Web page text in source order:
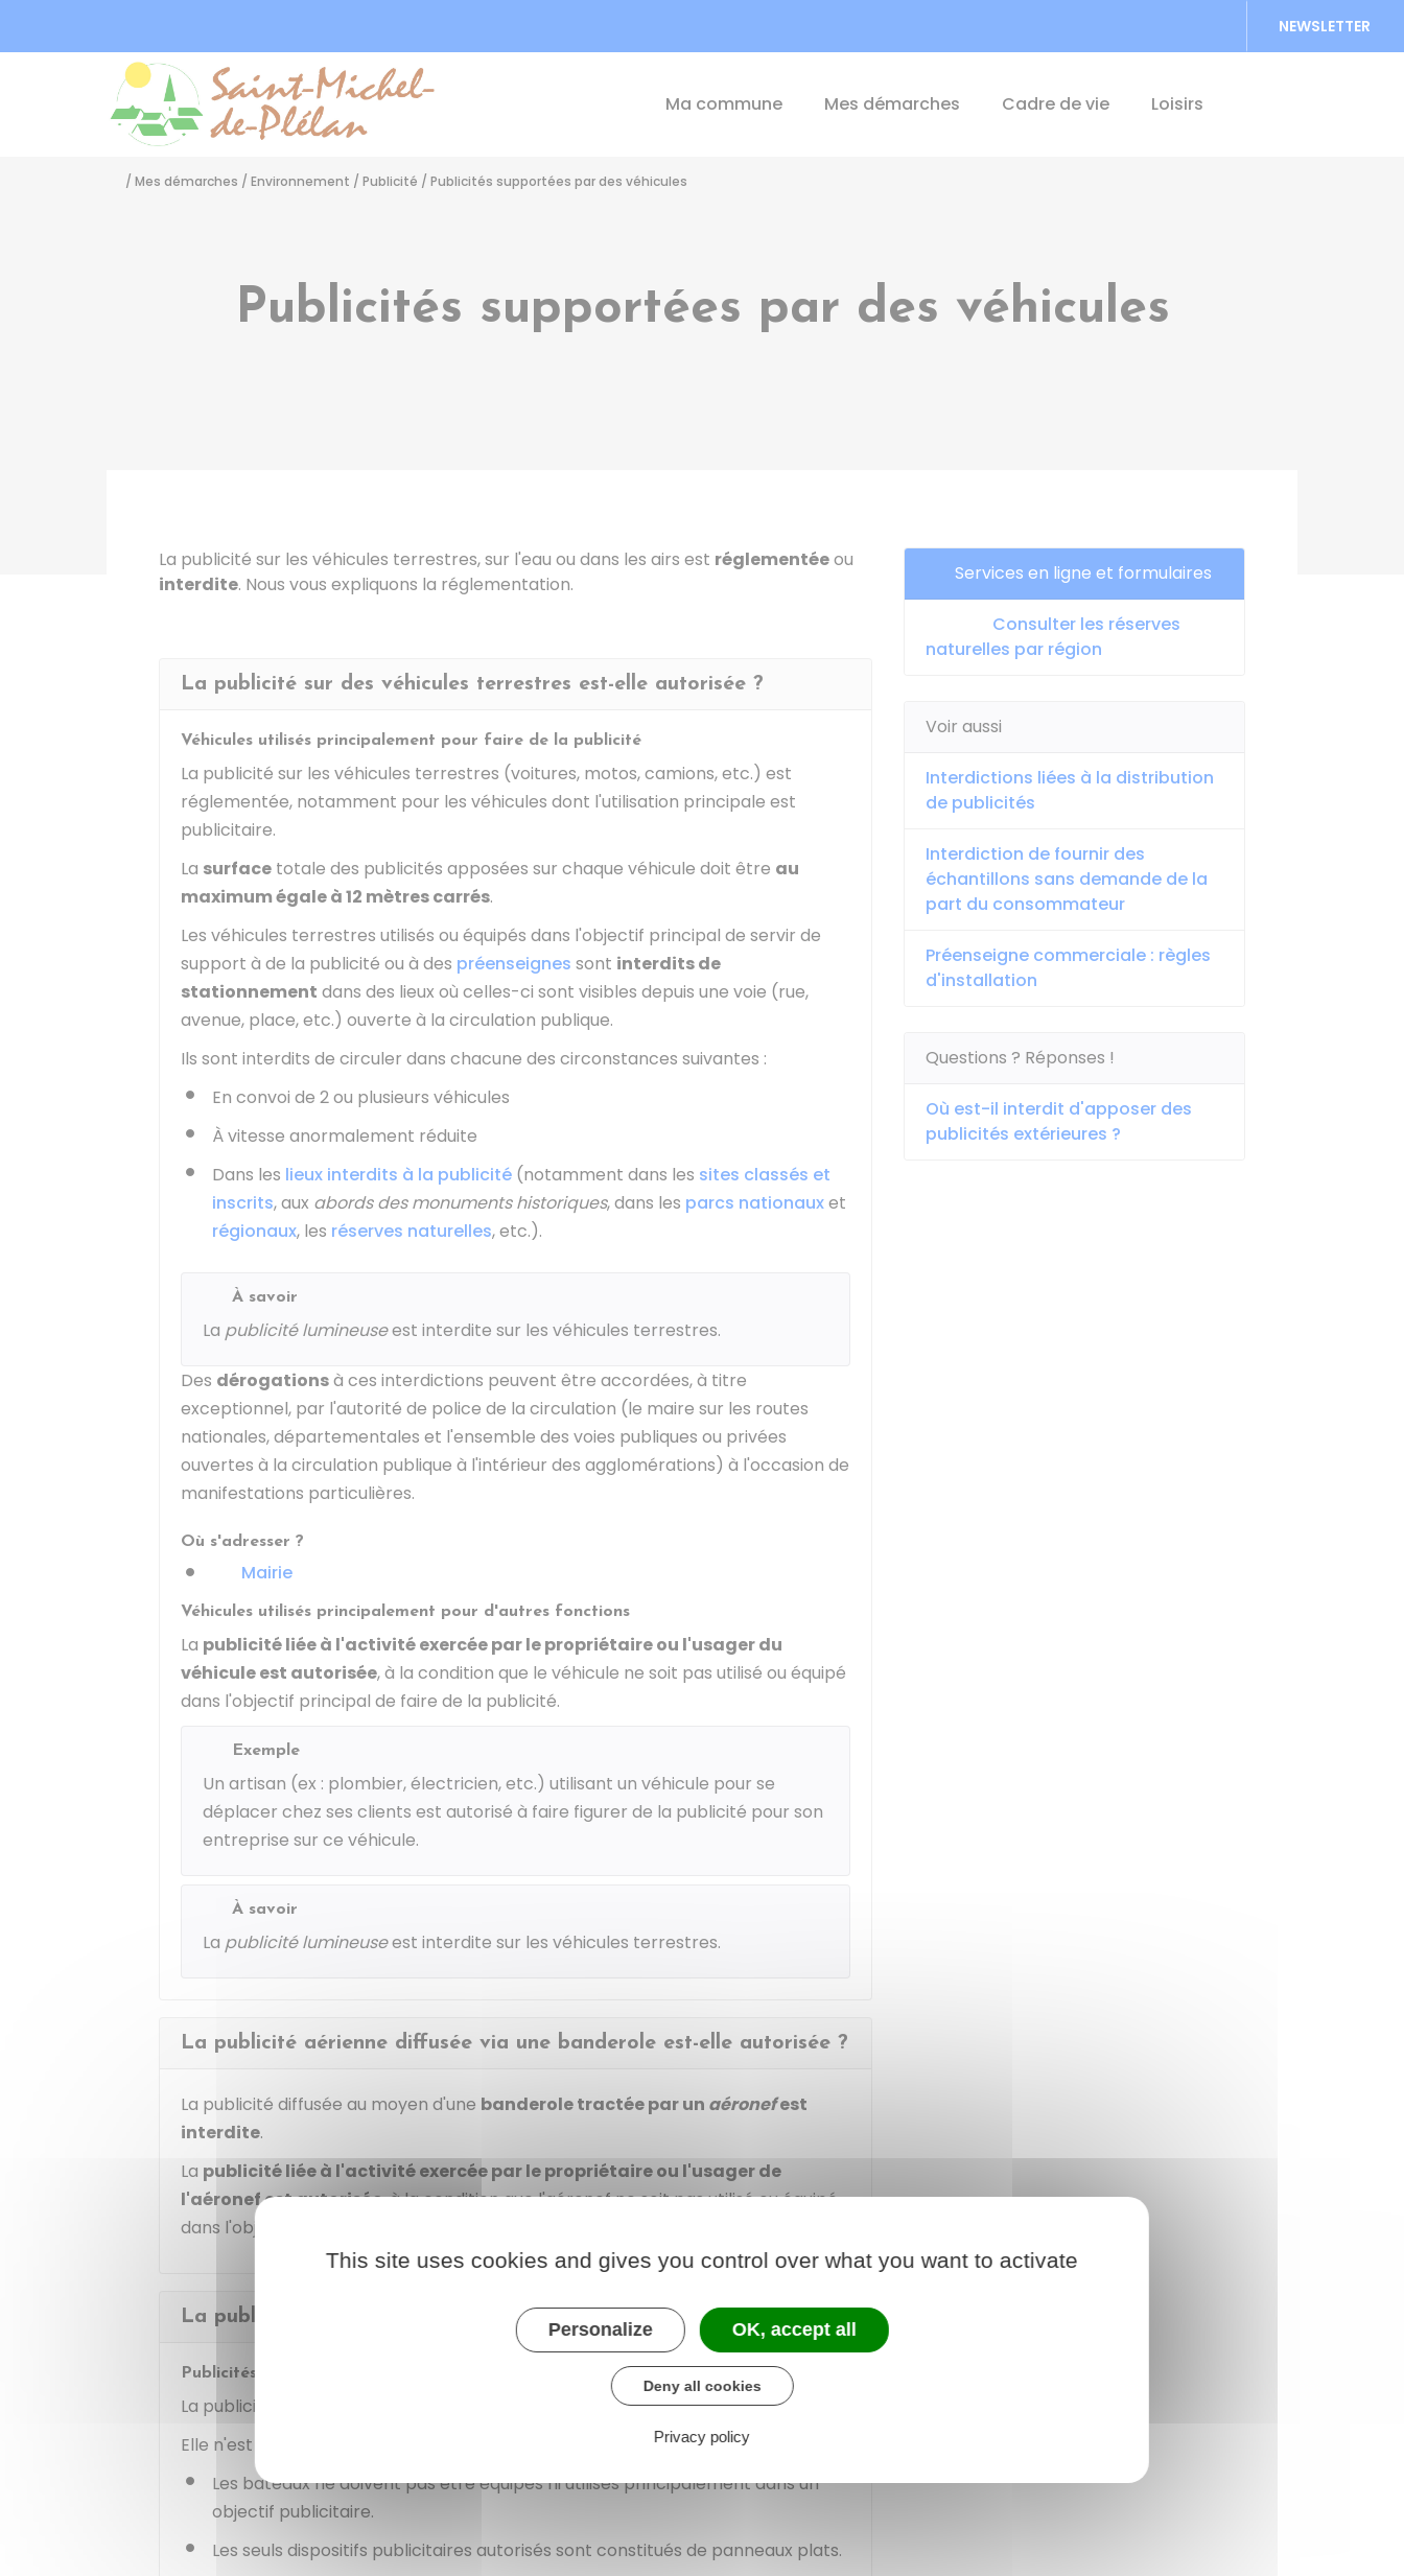
NEWSLETTER
Ma commune Mes démarches Cadre de vie Loisirs
/ Mes démarches / Environnement / Publicité / Publicités supportées par des véhicules
Publicités supportées par des véhicules
La publicité sur les véhicules terrestres, sur l'eau ou dans les airs est réglementéeou
interdite. Nous vous expliquons la réglementation.
La publicité sur des véhicules terrestres est-elle autorisée ?
Véhicules utilisés principalement pour faire de la publicité
La publicité sur les véhicules terrestres (voitures, motos, camions, etc.) est
réglementée, notamment pour les véhicules dont l'utilisation principale est
publicitaire.
La surface totale des publicités apposées sur chaque véhicule doit être au
maximum égale à 12 mètres carrés.
Les véhicules terrestres utilisés ou équipés dans l'objectif principal de servir de
support à de la publicité ou à des préenseignes sont interdits de
stationnement dans des lieux où celles-ci sont visibles depuis une voie (rue,
avenue, place, etc.) ouverte à la circulation publique.
Ils sont interdits de circuler dans chacune des circonstances suivantes :
En convoi de 2 ou plusieurs véhicules
À vitesse anormalement réduite
Dans les lieux interdits à la publicité (notamment dans les sites classés et
inscrits, aux abords des monuments historiques, dans les parcs nationauxet
régionaux, les réserves naturelles, etc.).
À savoir
La publicité lumineuseest interdite sur les véhicules terrestres.
Des dérogationsà ces interdictions peuvent être accordées, à titre
exceptionnel, par l'autorité de police de la circulation (le maire sur les routes
nationales, départementales et l'ensemble des voies publiques ou privées
ouvertes à la circulation publique à l'intérieur des agglomérations) à l'occasion de
manifestations particulières.
Où s'adresser ?
Mairie
Véhicules utilisés principalement pour d'autres fonctions
La publicité liée à l'activité exercée par le propriétaire ou l'usager du
véhicule est autorisée, à la condition que le véhicule ne soit pas utilisé ou équipé
dans l'objectif principal de faire de la publicité.
Exemple
Un artisan (ex : plombier, électricien, etc.) utilisant un véhicule pour se
déplacer chez ses clients est autorisé à faire figurer de la publicité pour son
entreprise sur ce véhicule.
À savoir
La publicité lumineuseest interdite sur les véhicules terrestres.
La publicité aérienne diffusée via une banderole est-elle autorisée ?
La publicité diffusée au moyen d'une banderole tractée par un aéronefest
interdite.
La publicité liée à l'activité exercée par le propriétaire ou l'usager de
l'aéronef est autorisée, à la condition que l'aéronef ne soit pas utilisé ou équipé
dans l'objectif principal de faire de la publicité.
La publicité sur l'eau est-elle autorisée ?
Publicités sur les eaux intérieures
La publicité sur les
Elle n'est
à toutes les conditions suivantes
Les bateaux ne doivent pas être équipés ni utilisés principalement dans un
objectif publicitaire.
Les seuls dispositifs publicitaires autorisés sont constitués de panneaux plats.
Services en ligne et formulaires
Consulter les réserves
naturelles par région
Voir aussi
Interdictions liées à la distribution
de publicités
Interdiction de fournir des
échantillons sans demande de la
part du consommateur
Préenseigne commerciale : règles
d'installation
Questions ? Réponses !
Où est-il interdit d'apposer des
publicités extérieures ?
This site uses cookies and gives you control over what you want to activate
Personalize OK, accept all
Deny all cookies
Privacy policy